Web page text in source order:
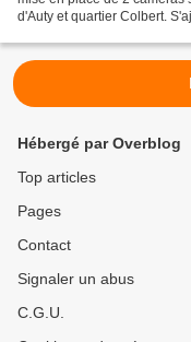
d'Auty et quartier Colbert.
Hébergé par Overblog
Top articles
Pages
Contact
Signaler un abus
C.G.U.